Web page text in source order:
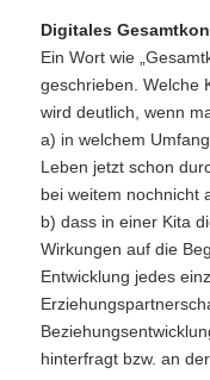
Digitales
Ein Wort wie
geschrieben. Welche
wird deutlich, wenn
a) in welchem
Leben jetzt schon
bei weitem nochnicht
b) dass in einer Kita
Wirkungen auf die
Entwicklung jedes
hinterfragt bzw. an